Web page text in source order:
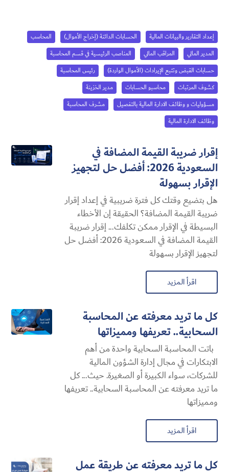
إعداد التقارير والبيانات المالية الحسابات الدائنة (إخراج الأموال)
المحاسب
المدير المالي
المراقب المالي
المناصب الرئيسية في قسم المحاسبة
حسابات القبض وتتبع الإيرادات (الأموال الواردة)
رئيس المحاسبة
كشوف المرتبات
محاسبو الحسابات
مدير الخزينة
مسؤوليات و وظائف الادارة المالية بالتفصيل
مشرف المحاسبة
وظائف الادارة المالية
إقرار ضريبة القيمة المضافة في
السعودية 2026: أفضل حل لتجهيز
الإقرار بسهولة
هل بتضيع وقتك كل فترة ضريبية في إعداد إقرار
ضريبة القيمة المضافة؟ الحقيقة إن الأخطاء
البسيطة في الإقرار ممكن تكلفك... إقرار ضريبة
القيمة المضافة في السعودية 2026: أفضل حل
لتجهيز الإقرار بسهولة
اقرأ المزيد
كل ما تريد معرفته عن المحاسبة
السحابية​.. تعريفها ومميزاتها
باتت المحاسبة السحابية​ واحدة من أهم
الابتكارات في مجال إدارة الشؤون المالية
للشركات، سواء الكبيرة أو الصغيرة. حيث... كل
ما تريد معرفته عن المحاسبة السحابية​.. تعريفها
ومميزاتها
اقرأ المزيد
كل ما تريد معرفته عن طريقة عمل